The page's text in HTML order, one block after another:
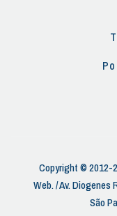
Copyright © 2012-
Web. / Av. Diogenes
São